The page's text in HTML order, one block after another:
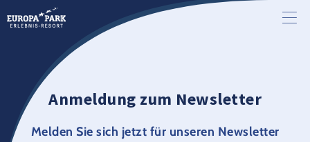
Anmeldung zum Newsletter
Melden Sie sich jetzt für unseren Newsletter